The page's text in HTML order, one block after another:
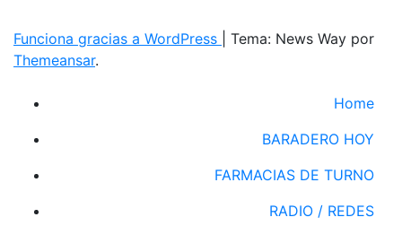
Funciona gracias a WordPress
Tema: News Way por
Themeansar.
Home
BARADERO HOY
FARMACIAS DE TURNO
RADIO / REDES